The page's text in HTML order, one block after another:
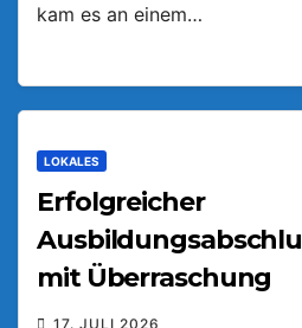
kam es an einem…
LOKALES
Erfolgreicher
mit Überraschung
17. JULI 2026